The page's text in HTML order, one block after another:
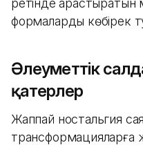
ретінде
формаларды көбірек
Әлеуметтік
қатерлер
Жаппай ностальгия